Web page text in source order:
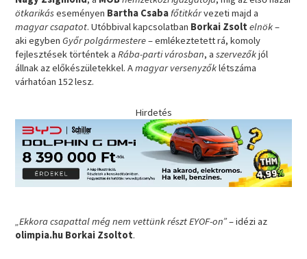
ötkarikáseseményen Bartha Csabafőtitkárvezeti majd a
magyar csapatot. Utóbbival kapcsolatban Borkai Zsolt elnök–
aki egybenGyőr polgármestere– emlékeztetett rá, komoly
fejlesztések történtek aRába-parti városban, aszervezőkjól
állnak az előkészületekkel. Amagyar versenyzőklétszáma
várhatóan 152 lesz.
Hirdetés
„Ekkora csapattal még nem vettünk részt EYOF-on”– idézi az
olimpia.hu Borkai Zsoltot.